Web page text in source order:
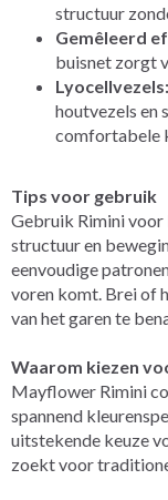
structuur
Gemêleerd
buisnet zorgt
Lyocellvezels:
houtvezels en
comfortabele
Tips voor gebruik
Gebruik Rimini voor
structuur en
eenvoudige
voren komt. Brei of
van het garen te
Waarom kiezen
Mayflower Rimini
spannend
uitstekende keuze
zoekt voor